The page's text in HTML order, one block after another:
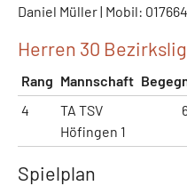
Daniel Müller | Mobil:
Herren 30
Rang Mannschaft
4
TA TSV
Höfingen 1
Spielplan